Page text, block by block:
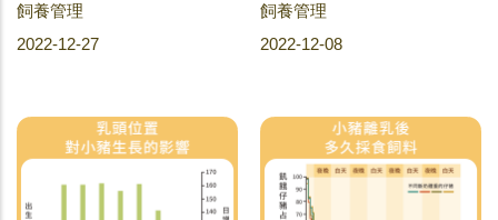
飼養管理
2022-12-27
飼養管理
2022-12-08